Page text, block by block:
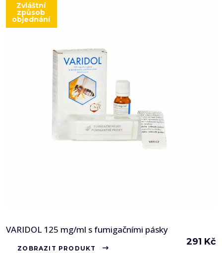
Zvláštní
způsob
objednání
VARIDOL 125 mg/ml s fumigačními pásky
291 Kč
ZOBRAZIT PRODUKT